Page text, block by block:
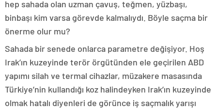
hep sahada olan uzman çavuş, teğmen, yüzbaşı,
binbaşı kim varsa görevde kalmalıydı. Böyle saçma bir
önerme olur mu?
Sahada bir senede onlarca parametre değişiyor. Hoş
Irak’ın kuzeyinde terör örgütünden ele geçirilen ABD
yapımı silah ve termal cihazlar, müzakere masasında
Türkiye’nin kullandığı koz halindeyken Irak’ın kuzeyinde
olmak hatalı diyenleri de görünce iş saçmalık yarışı